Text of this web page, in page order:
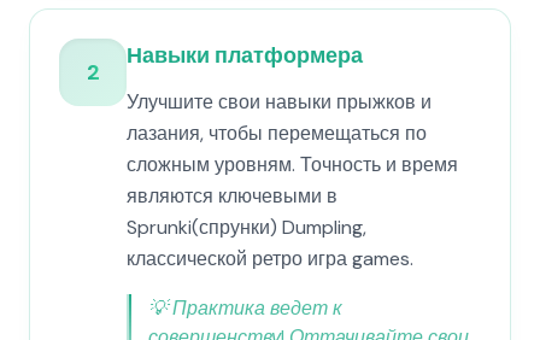
2
Навыки платформера
Улучшите свои навыки прыжков и
лазания, чтобы перемещаться по
сложным уровням. Точность и время
являются ключевыми в
Sprunki(спрунки) Dumpling,
классической ретро игра games.
💡Практика ведет к